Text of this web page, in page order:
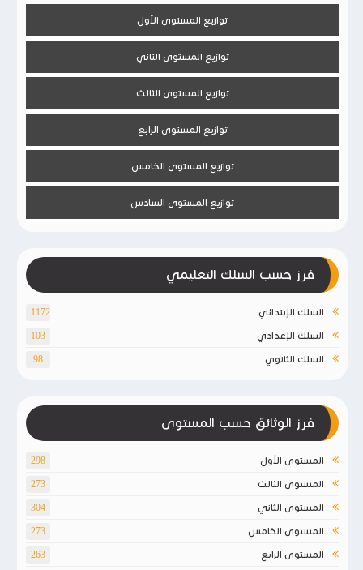
توازيع المستوى الأول
توازيع المستوى الثاني
توازيع المستوى الثالث
توازيع المستوى الرابع
توازيع المستوى الخامس
توازيع المستوى السادس
فرز حسب السلك التعليمي
السلك الإبتدائي 1172
السلك الإعدادي 103
السلك الثانوي 98
فرز الوثائق حسب المستوى
المستوى الأول 298
المستوى الثالث 273
المستوى الثاني 304
المستوى الخامس 273
المستوى الرابع 263